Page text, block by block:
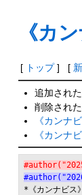
《カ
[ トップ] [
追加され
削除され
《カンナビ
《カンナ
*《カンナビ